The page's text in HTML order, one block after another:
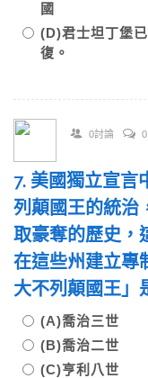
國
(D)君士坦丁堡
復。
0討論
7. 美國獨立宣言
列顛國王的統治
取豪奪的歷史，
在這些州建立專
大不列顛國王
(A)喬治三世
(B)喬治二世
(C)亨利八世